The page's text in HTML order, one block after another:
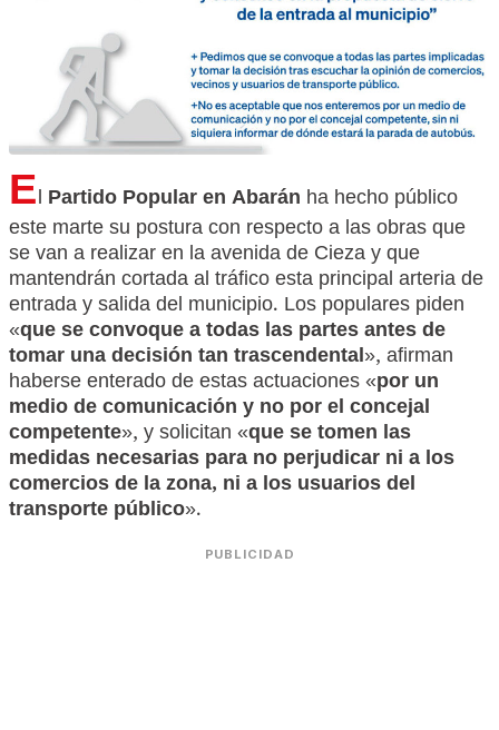
El Partido Popular en Abarán ha hecho público
este marte su postura con respecto a las obras que
se van a realizar en la avenida de Cieza y que
mantendrán cortada al tráfico esta principal arteria de
entrada y salida del municipio. Los populares piden
«que se convoque a todas las partes antes de
tomar una decisión tan trascendental», afirman
haberse enterado de estas actuaciones «por un
medio de comunicación y no por el concejal
competente», y solicitan «que se tomen las
medidas necesarias para no perjudicar ni a los
comercios de la zona, ni a los usuarios del
transporte público».
PUBLICIDAD